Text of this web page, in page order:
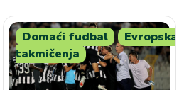
Domaći fudbal
Evropska
takmičenja